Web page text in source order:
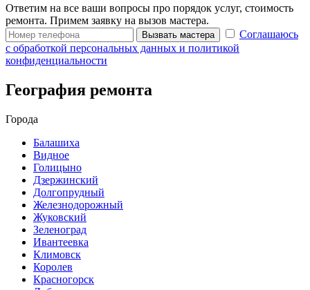
Ответим на все ваши вопросы про порядок услуг, стоимость
ремонта. Примем заявку на вызов мастера.
Вызвать мастера
Соглашаюсь
с обработкой персональных данных и политикой
конфиденциальности
География ремонта
Города
Балашиха
Видное
Голицыно
Дзержинский
Долгопрудный
Железнодорожный
Жуковский
Зеленоград
Ивантеевка
Климовск
Королев
Красногорск